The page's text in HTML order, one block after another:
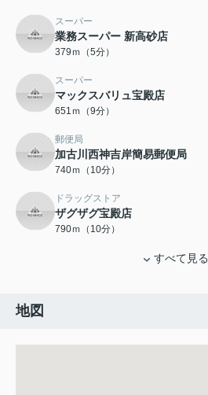
スーパー
業務スーパー 新高砂店
379ｍ（5分）
スーパー
マックスバリュ宝殿店
651ｍ（9分）
郵便局
加古川西神吉岸簡易郵便局
740ｍ（10分）
ドラッグストア
ザグザグ宝殿店
790ｍ（10分）
すべて見る
地図